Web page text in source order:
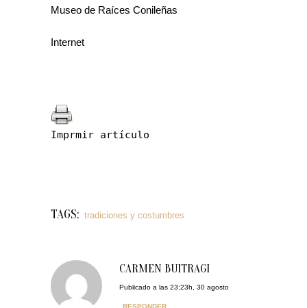
Museo de Raíces Conileñas
Internet
Imprmir artículo
TAGS: tradiciones y costumbres
CARMEN BUITRAGI
Publicado a las 23:23h, 30 agosto
RESPONDER